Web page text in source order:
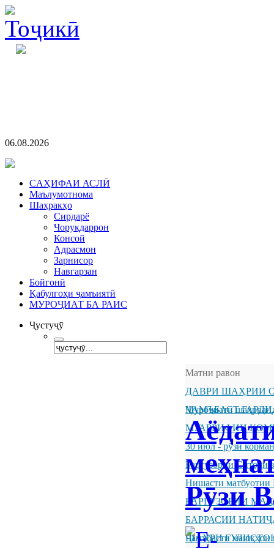
06.08.2026
CАҲИФАИ АСЛӢ
Маълумотнома
Шаҳракҳо
Сирдарё
Чоруқдаррон
Консой
Адрасмон
Зарнисор
Навгарзан
Бойгонӣ
Қабулгоҳи ҷамъиятӣ
МУРОҶИАТ БА РАИС
Ҷустуҷӯ
Матни равон
ДАВРИ ШАҲРИИ
ҶАМЪБАСТ
Муроҷиати
МУАРРИФИИ
30 июл - рӯзи
Баргузории Ситоди
Нишасти матбуотии
БАРГУЗОРИИ
БАРРАСИИ
ШАҲРИ
Ҷамъбасти машқҳои
Рӯзи